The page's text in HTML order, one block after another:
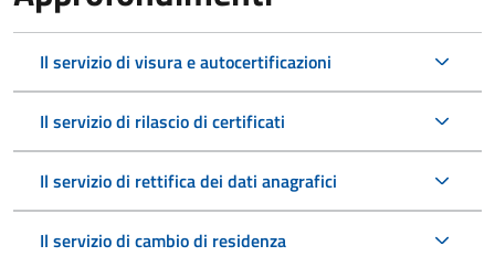
Il servizio di visura e autocertificazioni
Il servizio di rilascio di certificati
Il servizio di rettifica dei dati anagrafici
Il servizio di cambio di residenza